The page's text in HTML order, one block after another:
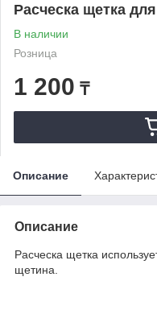
Расческа щетка
В наличии
Розница
1 200 ₸
Описание
Описание
Расческа щетка
щетина.